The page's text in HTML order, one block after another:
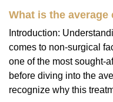
What is the
Introduction:
comes to non-surgical
one of the most sought-
before diving into the
recognize why this